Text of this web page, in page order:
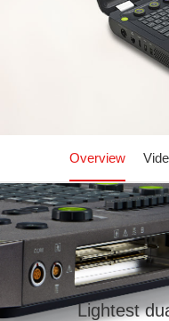
Overview
Lightest